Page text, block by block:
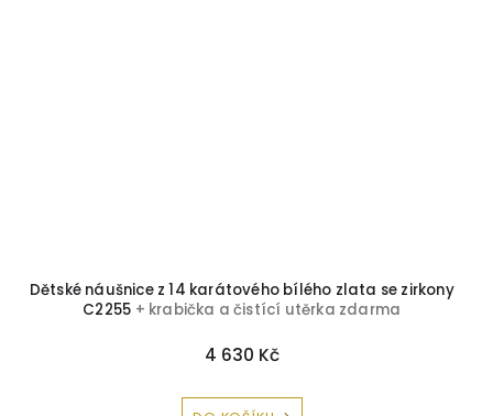
Dětské náušnice z 14 karátového bílého zlata se zirkony
C2255 + krabička a čistící utěrka zdarma
4 630 Kč